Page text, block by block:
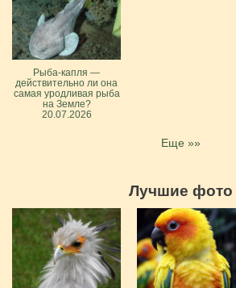
Рыба-капля —
действительно ли она
самая уродливая рыба
на Земле?
20.07.2026
Еще »»
Лучшие фото